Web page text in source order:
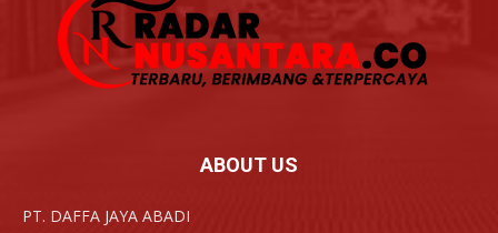
ABOUT US
PT. DAFFA JAYA ABADI